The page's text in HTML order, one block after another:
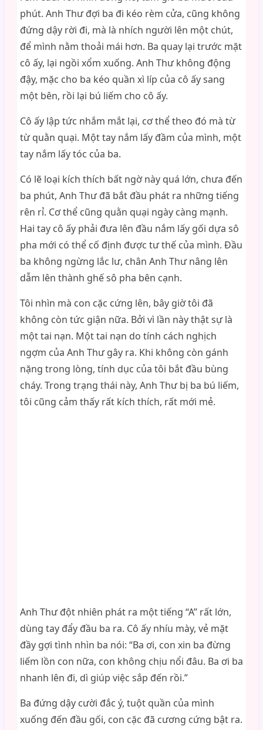
phút. Anh Thư đợi ba đi kéo rèm cửa, cũng không
đứng dậy rời đi, mà là nhích người lên một chút,
để mình nằm thoải mái hơn. Ba quay lại trước mặt
cô ấy, lại ngồi xổm xuống. Anh Thư không động
đậy, mặc cho ba kéo quần xì líp của cô ấy sang
một bên, rồi lại bú liếm cho cô ấy.
Cô ấy lập tức nhắm mắt lại, cơ thể theo đó mà từ
từ quằn quại. Một tay nắm lấy đầm của mình, một
tay nắm lấy tóc của ba.
Có lẽ loại kích thích bất ngờ này quá lớn, chưa đến
ba phút, Anh Thư đã bắt đầu phát ra những tiếng
rên rỉ. Cơ thể cũng quằn quại ngày càng mạnh.
Hai tay cô ấy phải đưa lên đầu nắm lấy gối dựa sô
pha mới có thể cố định được tư thế của mình. Đầu
ba không ngừng lắc lư, chân Anh Thư nâng lên
dẫm lên thành ghế sô pha bên cạnh.
Tôi nhìn mà con cặc cứng lên, bây giờ tôi đã
không còn tức giận nữa. Bởi vì lần này thật sự là
một tai nạn. Một tai nạn do tính cách nghịch
ngợm của Anh Thư gây ra. Khi không còn gánh
nặng trong lòng, tính dục của tôi bắt đầu bùng
cháy. Trong trạng thái này, Anh Thư bị ba bú liếm,
tôi cũng cảm thấy rất kích thích, rất mới mẻ.
Anh Thư đột nhiên phát ra một tiếng “A” rất lớn,
dùng tay đẩy đầu ba ra. Cô ấy nhíu mày, vẻ mặt
đầy gợi tình nhìn ba nói: “Ba ơi, con xin ba đừng
liếm lồn con nữa, con không chịu nổi đâu. Ba ơi ba
nhanh lên đi, dì giúp việc sắp đến rồi.”
Ba đứng dậy cười đắc ý, tuột quần của mình
xuống đến đầu gối, con cặc đã cương cứng bật ra.